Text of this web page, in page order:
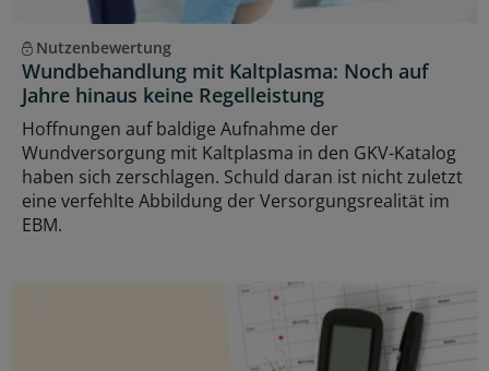
Nutzenbewertung
Wundbehandlung mit Kaltplasma: Noch auf
Jahre hinaus keine Regelleistung
Hoffnungen auf baldige Aufnahme der
Wundversorgung mit Kaltplasma in den GKV-Katalog
haben sich zerschlagen. Schuld daran ist nicht zuletzt
eine verfehlte Abbildung der Versorgungsrealität im
EBM.